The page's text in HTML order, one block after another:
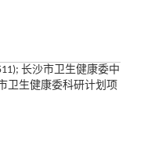
长沙市卫生健康委中
卫生健康委科研计划项